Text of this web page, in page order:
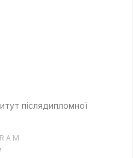
післядипломної